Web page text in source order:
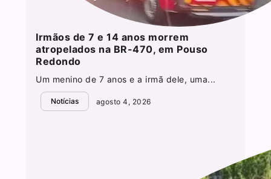
Irmãos de 7 e 14 anos morrem
atropelados na BR-470, em Pouso
Redondo
Um menino de 7 anos e a irmã dele, uma...
Notícias agosto 4, 2026